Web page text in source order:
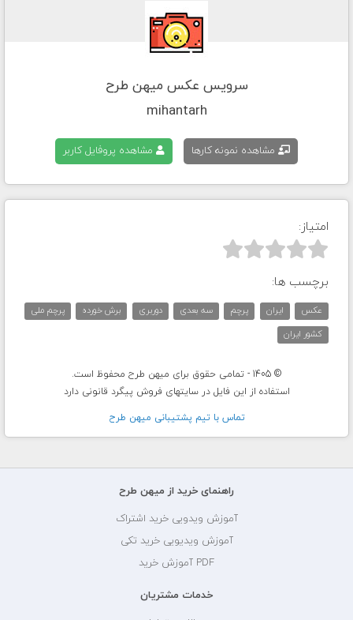
سرویس عکس میهن طرح
mihantarh
مشاهده نمونه کارها مشاهده پروفایل کاربر
امتیاز:



برچسب ها:
عکس ایران پرچم سه بعدی دوربری برش خورده
پرچم ملی
کشور ایران
© 1405 - تمامی حقوق برای میهن طرح محفوظ است.
استفاده از این فایل در سایتهای فروش پیگرد قانونی دارد
تماس با تيم پشتيبانی ميهن طرح
راهنمای خرید از میهن طرح
آموزش ویدویی خرید اشتراک
آموزش ویدیویی خرید تکی
PDF آموزش خرید
خدمات مشتریان